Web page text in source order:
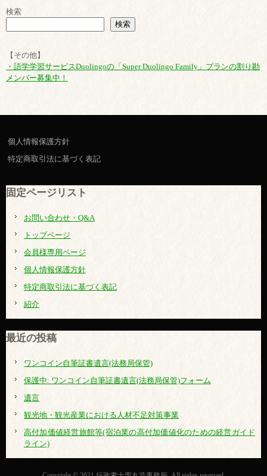
検索
検索
【その他】
・語学学習サービスDuolingoの「Super Duolingo Family」プランの割り勘
メンバー募集中！
個人情報保護方針
特定商取引法に基づく表記
固定ページリスト
お問い合わせ・Q&A
トップページ
会員様専用ページ
個人情報保護方針
特定商取引法に基づく表記
紹介
最近の投稿
ワンコイン自筆証書遺言(法務局保管)
保護中: ワンコイン自筆証書遺言(法務局保管)フォーム
遺言
観光地・観光産業における人材不足対策事業
高付加価値経営旅館等(宿泊業の高付加価値化のための経営ガイド
ライン)